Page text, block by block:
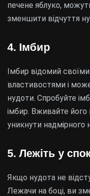
печене яблуко,
зменшити відчуття
4. Імбир
Імбир відомий
властивостями і
нудоти. Спробуйте
імбир. Вживайте його
уникнути
5. Лежіть у
Якщо нудота не
Лежачи на боці, ви